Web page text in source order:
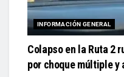
INFORMACIÓN GENERAL
Colapso en la Ruta 2
por choque múltiple